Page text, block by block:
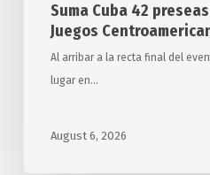
CaribeSuma Cuba 42
Juegos
Al arribar a la recta final del
lugar en…
August 6, 2026